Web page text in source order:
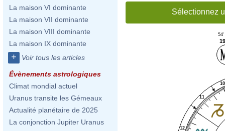
La maison VI dominante
La maison VII dominante
La maison VIII dominante
La maison IX dominante
+ Voir tous les articles
Évènements astrologiques
Climat mondial actuel
Uranus transite les Gémeaux
Actualité planétaire de 2025
La conjonction Jupiter Uranus
Sélectionnez
10
11
12
54'